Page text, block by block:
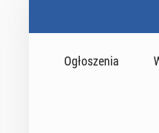
Ogłoszenia